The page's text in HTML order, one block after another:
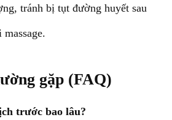
tránh bị tụt đường huyết sau
massage.
gặp (FAQ)
trước bao lâu?